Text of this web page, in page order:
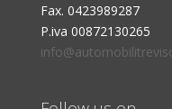
Fax. 0423989287
P.iva 00872130265